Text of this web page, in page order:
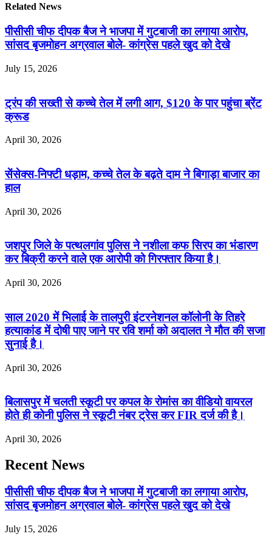
Related News
पीसीसी चीफ दीपक बैज ने भाजपा में गुटबाजी का लगाया आरोप,
सांसद बृजमोहन अग्रवाल बोले- कांग्रेस पहले खुद को देखे
July 15, 2026
ट्रंप की सख्ती से कच्चे तेल में लगी आग, $120 के पार पहुंचा ब्रेंट
क्रूड
April 30, 2026
सेंसेक्स-निफ्टी धड़ाम, कच्चे तेल के बढ़ते दाम ने बिगाड़ा बाजार का
हाल
April 30, 2026
जशपुर जिले के पत्थलगांव पुलिस ने नशीला कफ सिरप का भंडारण
कर बिक्री करने वाले एक आरोपी को गिरफ्तार किया है।
April 30, 2026
साल 2020 में भिलाई के तालपुरी इंटरनेशनल कॉलोनी के तिहरे
हत्याकांड में दोषी पाए जाने पर रवि शर्मा को अदालत ने मौत की सजा
सुनाई है।
April 30, 2026
बिलासपुर में चलती स्कूटी पर कपल के रोमांस का वीडियो वायरल
होते ही कोनी पुलिस ने स्कूटी नंबर ट्रेस कर FIR दर्ज की है।
April 30, 2026
Recent News
पीसीसी चीफ दीपक बैज ने भाजपा में गुटबाजी का लगाया आरोप,
सांसद बृजमोहन अग्रवाल बोले- कांग्रेस पहले खुद को देखे
July 15, 2026